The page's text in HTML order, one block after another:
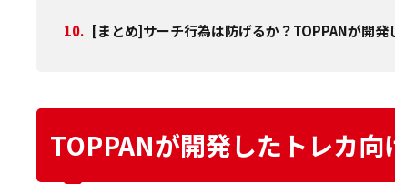
10. [まとめ]サーチ行為は防げるか？TOPPANが開
TOPPANが開発したトレカ